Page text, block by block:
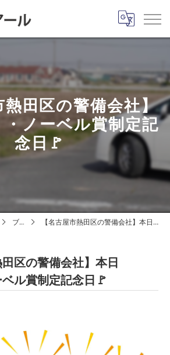
熱田区の警備会社】
・ノーベル賞制定記
念日🚩
ブログ 【名古屋市熱田区の警備会社】本日は・・・ノーベル賞制定記念日🚩
田区の警備会社】本日
ル賞制定記念日🚩